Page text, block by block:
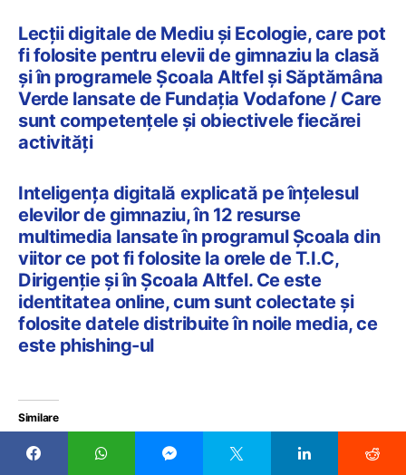
Lecții digitale de Mediu și Ecologie, care pot
fi folosite pentru elevii de gimnaziu la clasă
și în programele Școala Altfel și Săptămâna
Verde lansate de Fundația Vodafone / Care
sunt competențele și obiectivele fiecărei
activități
Inteligența digitală explicată pe înțelesul
elevilor de gimnaziu, în 12 resurse
multimedia lansate în programul Școala din
viitor ce pot fi folosite la orele de T.I.C,
Dirigenție și în Școala Altfel. Ce este
identitatea online, cum sunt colectate și
folosite datele distribuite în noile media, ce
este phishing-ul
Similare
INTERVIU Copiii sunt mai adaptați la tehnologie și AI
decât adulții, dar sunt evaluați cu standarde vechi,